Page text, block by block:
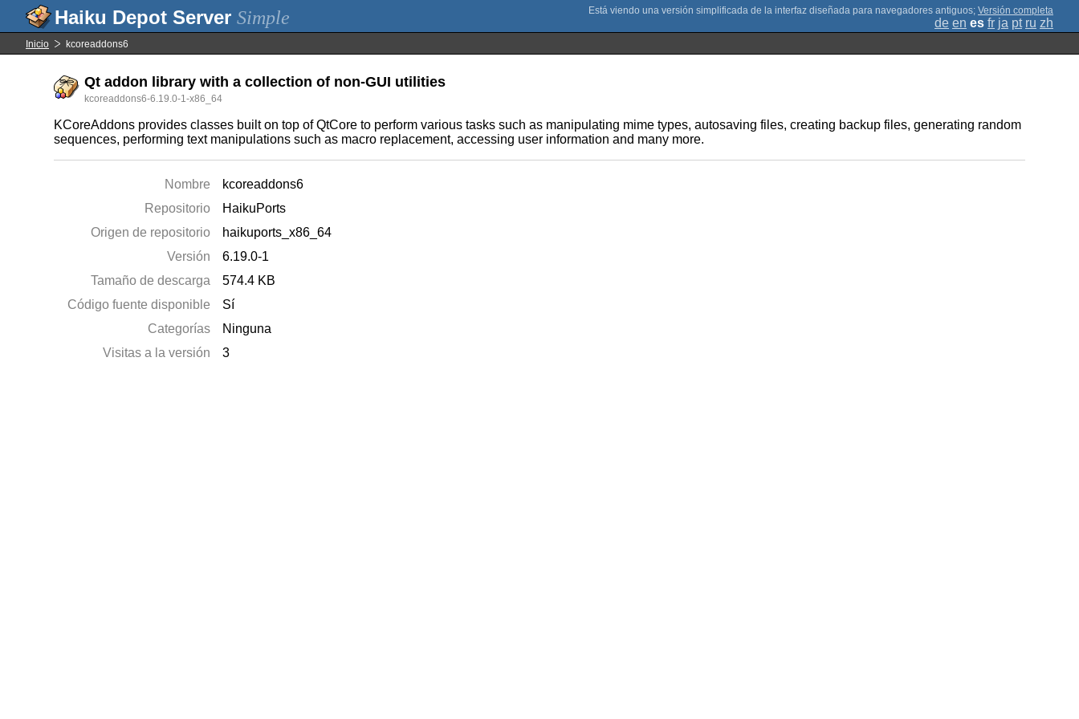
Simple ; Versión completa
de en es fr ja pt ru zh
Inicio kcoreaddons6
Qt addon library with a collection of non-GUI utilities
kcoreaddons6-6.19.0-1-x86_64
KCoreAddons provides classes built on top of QtCore to perform various tasks such as manipulating mime types, autosaving files, creating backup files, generating random
sequences, performing text manipulations such as macro replacement, accessing user information and many more.
Nombre
kcoreaddons6
Repositorio
HaikuPorts
Origen de repositorio
haikuports_x86_64
Versión
6.19.0-1
Tamaño de descarga
574.4 KB
Código fuente disponible
Sí
Categorías
Ninguna
Visitas a la versión
3